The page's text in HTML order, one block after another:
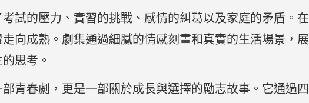
試的壓力、實習的挑戰、感情的糾葛以及家庭的矛盾。
向成熟。劇集通過細膩的情感刻畫和真實的生活場景，
思考。
部青春劇，更是一部關於成長與選擇的勵志故事。它通過